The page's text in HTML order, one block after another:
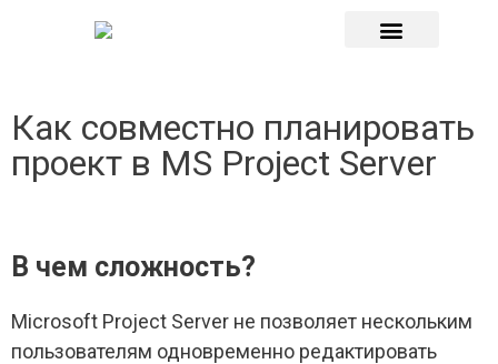
Как совместно планировать
проект в MS Project Server
В чем cложность?
Microsoft Project Server не позволяет нескольким
пользователям одновременно редактировать